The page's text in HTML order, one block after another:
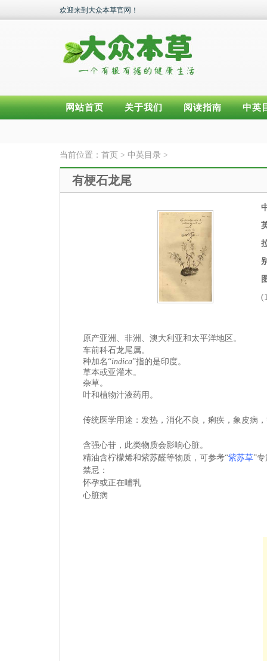
欢迎来到大众本草官网！
网站首页 关于我们 阅读指南 中英
当前位置： 首页 > 中英目录 >
有梗石龙尾
原产亚洲、非洲、澳大利亚和太平洋地区。
车前科石龙尾属。
种加名“indica”指的是印度。
草本或亚灌木。
杂草。
叶和植物汁液药用。
传统医学用途：发热，消化不良，痢疾，象皮病
含强心苷，此类物质会影响心脏。
精油含柠檬烯和紫苏醛等物质，可参考“紫苏草”
禁忌：
怀孕或正在哺乳
心脏病